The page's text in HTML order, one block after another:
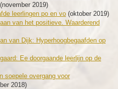
(november 2019)
leerlingen po en vo (oktober 2019)
van het positieve. Waarderend
van Dijk: Hyperhoogbegaafden op
Ee doorgaande leerlijn op de
soepele overgang voor
2018)